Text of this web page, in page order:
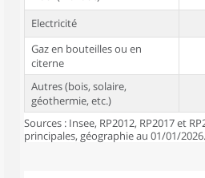
Electricité
Gaz en bouteilles ou en
citerne
Autres (bois, solaire,
géothermie, etc.)
Sources : Insee, RP2012, RP2017 et
principales, géographie au 01/01/2026.